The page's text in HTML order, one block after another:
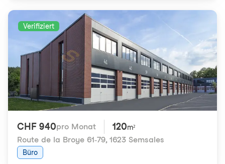
Verifiziert
CHF 940pro Monat 120m²
Route de la Broye 61-79, 1623 Semsales
Büro